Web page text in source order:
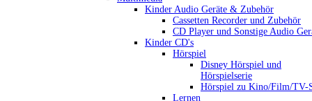
Kinder Audio Geräte & Zubehör
Cassetten Recorder und Zubehör
CD Player und Sonstige Audio
Kinder CD's
Hörspiel
Disney Hörspiel und
Hörspielserie
Hörspiel zu Kino/Film/TV-
Lernen_